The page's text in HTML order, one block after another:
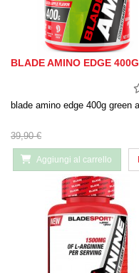
BLADE AMINO EDGE 400G
blade amino edge 400g green
39,90 €
Aggiungi al carrello